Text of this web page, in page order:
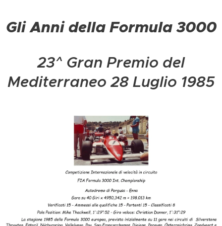
Gli Anni della Formula 3000
23^ Gran Premio del
Mediterraneo 28 Luglio 1985